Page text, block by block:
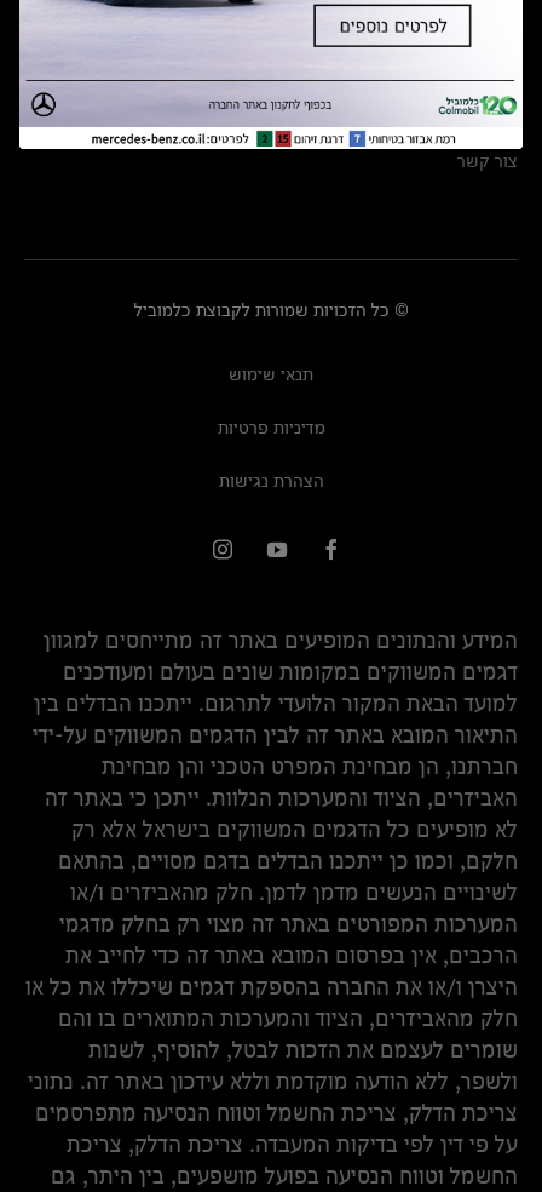
מצאו אותנו
אולמות תצוגה
מרכזי שירות
צור קשר
© כל הזכויות שמורות לקבוצת כלמוביל
תנאי שימוש
מדיניות פרטיות
הצהרת נגישות
המידע והנתונים המופיעים באתר זה מתייחסים למגוון
דגמים המשווקים במקומות שונים בעולם ומעודכנים
למועד הבאת המקור הלועדי לתרגום. ייתכנו הבדלים בין
התיאור המובא באתר זה לבין הדגמים המשווקים על-ידי
חברתנו, הן מבחינת המפרט הטכני והן מבחינת
האביזרים, הציוד והמערכות הנלוות. ייתכן כי באתר זה
לא מופיעים כל הדגמים המשווקים בישראל אלא רק
חלקם, וכמו כן ייתכנו הבדלים בדגם מסויים, בהתאם
לשינויים הנעשים מדמן לדמן. חלק מהאביזרים ו/או
המערכות המפורטים באתר זה מצוי רק בחלק מדגמי
הרכבים, אין בפרסום המובא באתר זה כדי לחייב את
היצרן ו/או את החברה בהספקת דגמים שיכללו את כל או
חלק מהאביזרים, הציוד והמערכות המתוארים בו והם
שומרים לעצמם את הזכות לבטל, להוסיף, לשנות
ולשפר, ללא הודעה מוקדמת וללא עידכון באתר זה. נתוני
צריכת הדלק, צריכת החשמל וטווח הנסיעה מתפרסמים
על פי דין לפי בדיקות המעבדה. צריכת הדלק, צריכת
החשמל וטווח הנסיעה בפועל מושפעים, בין היתר, גם